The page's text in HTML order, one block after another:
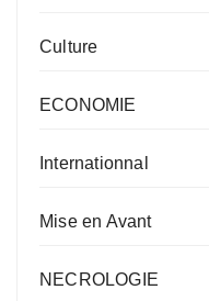
Culture
ECONOMIE
Internationnal
Mise en Avant
NECROLOGIE